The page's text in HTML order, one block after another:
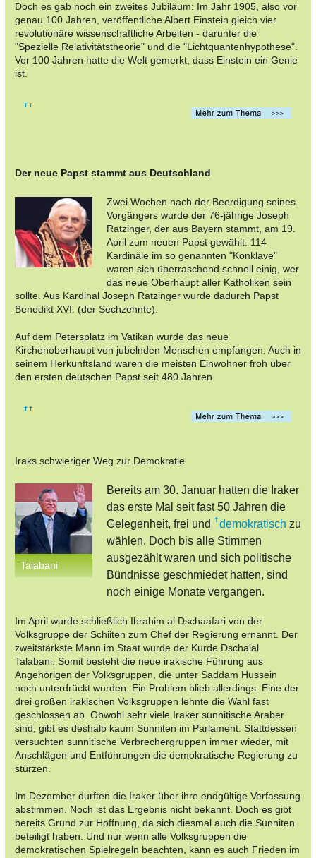
Doch es gab noch ein zweites Jubiläum: Im Jahr 1905, also vor
genau 100 Jahren, veröffentliche Albert Einstein gleich vier
revolutionäre wissenschaftliche Arbeiten - darunter die
"Spezielle Relativitätstheorie" und die "Lichtquantenhypothese".
Vor 100 Jahren hatte die Welt gemerkt, dass Einstein ein Genie
ist.
Der neue Papst stammt aus Deutschland
Zwei Wochen nach der Beerdigung seines
Vorgängers wurde der 76-jährige Joseph
Ratzinger, der aus Bayern stammt, am 19.
April zum neuen Papst gewählt. 114
Kardinäle im so genannten "Konklave"
waren sich überraschend schnell einig, wer
das neue Oberhaupt aller Katholiken sein
sollte. Aus Kardinal Joseph Ratzinger wurde dadurch Papst
Benedikt XVI. (der Sechzehnte).
Auf dem Petersplatz im Vatikan wurde das neue
Kirchenoberhaupt von jubelnden Menschen empfangen. Auch in
seinem Herkunftsland waren die meisten Einwohner froh über
den ersten deutschen Papst seit 480 Jahren.
Iraks schwieriger Weg zur Demokratie
Talabani
Bereits am 30. Januar hatten die Iraker
das erste Mal seit fast 50 Jahren die
Gelegenheit, frei und
demokratisch zu
wählen. Doch bis alle Stimmen
ausgezählt waren und sich politische
Bündnisse geschmiedet hatten, sind
noch einige Monate vergangen.
Im April wurde schließlich Ibrahim al Dschaafari von der
Volksgruppe der Schiiten zum Chef der Regierung ernannt. Der
zweitstärkste Mann im Staat wurde der Kurde Dschalal
Talabani. Somit besteht die neue irakische Führung aus
Angehörigen der Volksgruppen, die unter Saddam Hussein
noch unterdrückt wurden. Ein Problem blieb allerdings: Eine der
drei großen irakischen Volksgruppen lehnte die Wahl fast
geschlossen ab. Obwohl sehr viele Iraker sunnitische Araber
sind, gibt es deshalb kaum Sunniten im Parlament. Stattdessen
versuchten sunnitische Verbrechergruppen immer wieder, mit
Anschlägen und Entführungen die demokratische Regierung zu
stürzen.
Im Dezember durften die Iraker über ihre endgültige Verfassung
abstimmen. Noch ist das Ergebnis nicht bekannt. Doch es gibt
bereits Grund zur Hoffnung, da sich diesmal auch die Sunniten
beteiligt haben. Und nur wenn alle Volksgruppen die
demokratischen Spielregeln beachten, kann es auch Frieden im